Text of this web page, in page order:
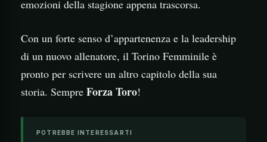
emozioni della stagione appena trascorsa.
Con un forte senso d’appartenenza e la leadership
di un nuovo allenatore, il Torino Femminile è
pronto per scrivere un altro capitolo della sua
storia. Sempre Forza Toro!
POTREBBE INTERESSARTI